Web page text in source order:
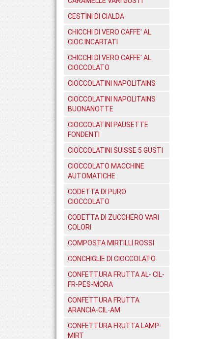
CESTINI DI CIALDA
CHICCHI DI VERO CAFFE' AL
CIOC.INCARTATI
CHICCHI DI VERO CAFFE' AL
CIOCCOLATO
CIOCCOLATINI NAPOLITAINS
CIOCCOLATINI NAPOLITAINS
BUONANOTTE
CIOCCOLATINI PAUSETTE
FONDENTI
CIOCCOLATINI SUISSE 5 GUSTI
CIOCCOLATO MACCHINE
AUTOMATICHE
CODETTA DI PURO
CIOCCOLATO
CODETTA DI ZUCCHERO VARI
COLORI
COMPOSTA MIRTILLI ROSSI
CONCHIGLIE DI CIOCCOLATO
CONFETTURA FRUTTA AL- CIL-
FR-PES-MORA
CONFETTURA FRUTTA
ARANCIA-CIL-AM
CONFETTURA FRUTTA LAMP-
MIRT